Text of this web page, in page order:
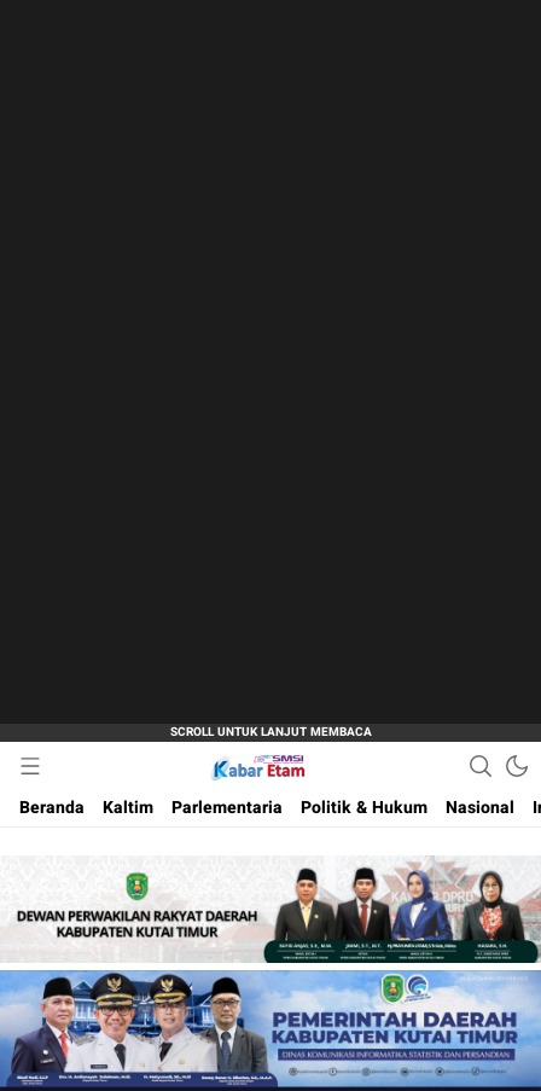
Kabar Etam
Akurat dan Terpercaya
Beranda
Kaltim Parlementaria Politik & Hukum Nasional